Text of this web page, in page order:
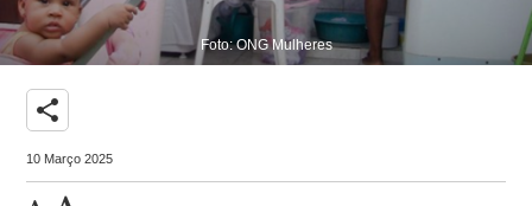
Foto: ONG Mulheres
share
10 Março 2025